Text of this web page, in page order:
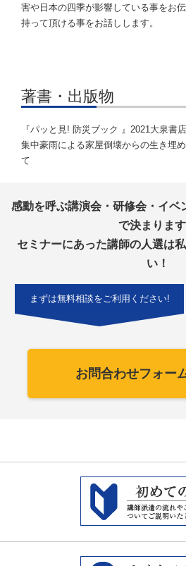
害や日本の四季が影響している事をお
持って頂ける事をお話しします。
著書・出版物
『パッと見! 防災ブック 』2021大泉書店
集中豪雨による家屋倒壊からの生き埋
て
感動を呼ぶ講演会・研修会・イベ
で決まります
セミナーにあった講師の人選は
い！
まずは無料相談をご利用ください!
お問合わせフォー